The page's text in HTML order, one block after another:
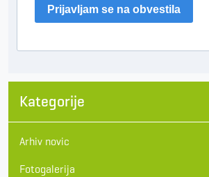
Prijavljam se na obvestila
Kategorije
Arhiv novic
Fotogalerija